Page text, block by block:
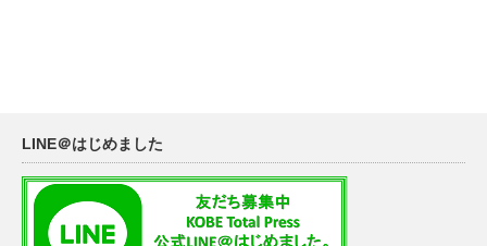
LINE＠はじめました